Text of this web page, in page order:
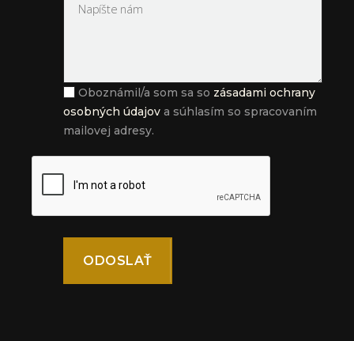
Oboznámil/a som sa so zásadami ochrany
osobných údajov a súhlasím so spracovaním
mailovej adresy.